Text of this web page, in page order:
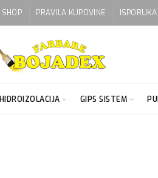
SHOP PRAVILA KUPOVINE
HIDROIZOLACIJA GIPS SISTEM